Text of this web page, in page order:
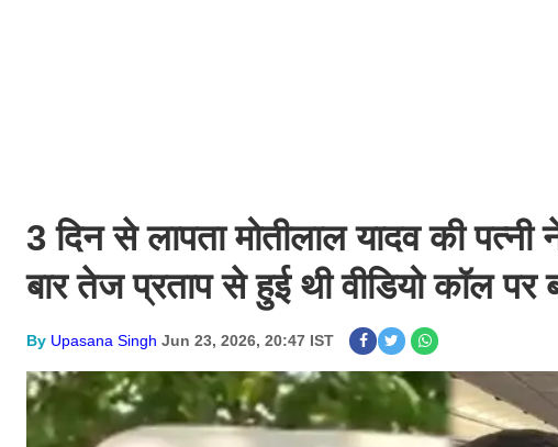
3 दिन से लापता मोतीलाल यादव की पत्नी
बार तेज प्रताप से हुई थी वीडियो कॉल पर
By Upasana Singh Jun 23, 2026, 20:47 IST